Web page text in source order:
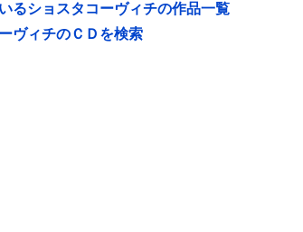
るショスタコーヴィチの作品一覧
ヴィチのＣＤを検索